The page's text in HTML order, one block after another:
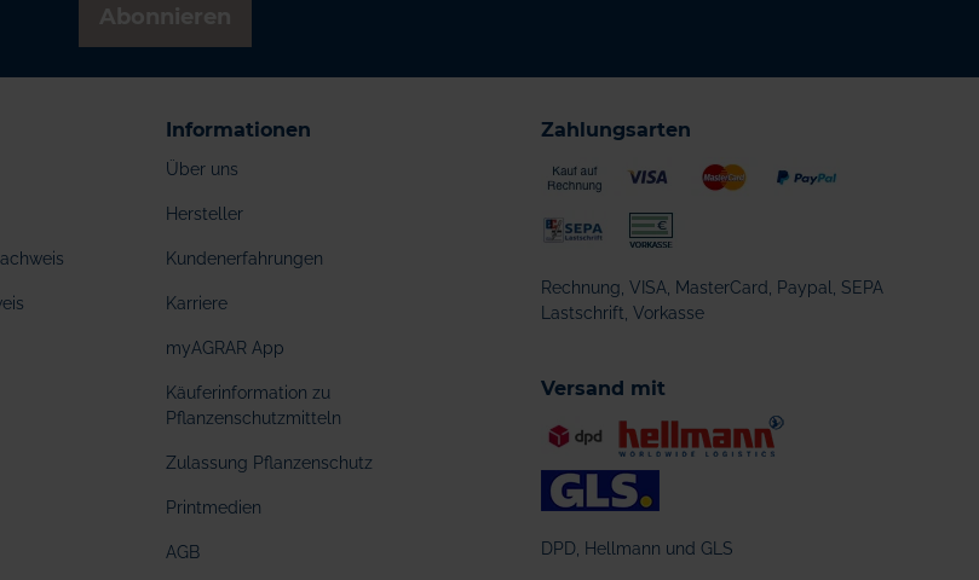
Informationen
Über uns
Hersteller
Kundenerfahrungen
Karriere
myAGRAR App
Käuferinformation zu
Pflanzenschutzmitteln
Zulassung Pflanzenschutz
Printmedien
AGB
Zahlungsarten
Rechnung, VISA, MasterCard, Paypal, SEPA
Lastschrift, Vorkasse
Versand mit
DPD, Hellmann und GLS